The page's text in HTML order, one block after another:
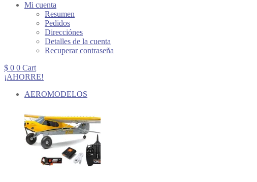
Mi cuenta
Resumen
Pedidos
Direcciónes
Detalles de la cuenta
Recuperar contraseña
$ 0 0 Cart
¡AHORRE!
AEROMODELOS